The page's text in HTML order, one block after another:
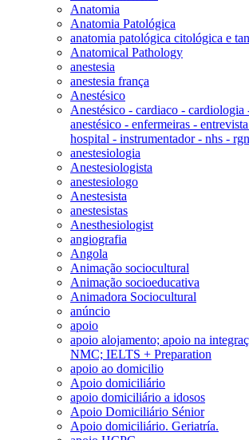
Anatomia
Anatomia Patológica
anatomia patológica citológica e
Anatomical Pathology
anestesia
anestesia frança
Anestésico
Anestésico - cardiaco - cardiologia
anestésico - enfermeiras -
hospital - instrumentador - nhs - rgn
anestesiologia
Anestesiologista
anestesiologo
Anestesista
anestesistas
Anesthesiologist
angiografia
Angola
Animação sociocultural
Animação socioeducativa
Animadora Sociocultural
anúncio
apoio
apoio alojamento; apoio na
NMC; IELTS + Preparation
apoio ao domicilio
Apoio domiciliário
apoio domiciliário a idosos
Apoio Domiciliário Sénior
Apoio domiciliário. Geriatría.